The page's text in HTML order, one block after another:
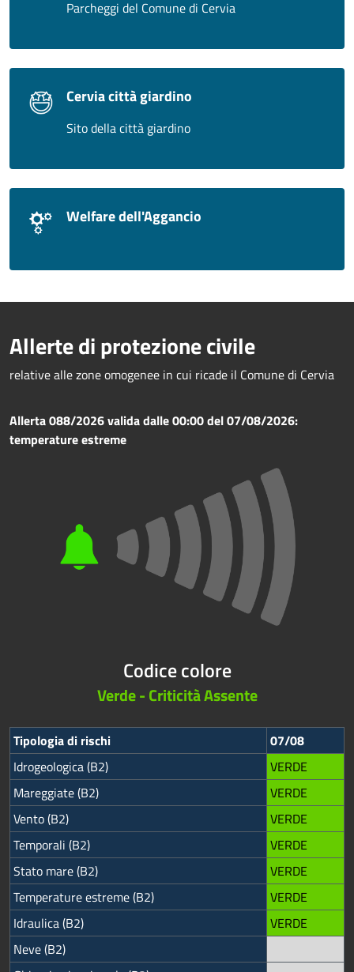
Parcheggi del Comune di Cervia
Cervia città giardino
Sito della città giardino
Welfare dell'Aggancio
Allerte di protezione civile
relative alle zone omogenee in cui ricade il Comune di Cervia
Allerta 088/2026 valida dalle 00:00 del 07/08/2026:
temperature estreme
Codice colore
Verde - Criticità Assente
Tipologia di rischi
07/08
Idrogeologica (B2)
VERDE
Mareggiate (B2)
VERDE
Vento (B2)
VERDE
Temporali (B2)
VERDE
Stato mare (B2)
VERDE
Temperature estreme (B2)
VERDE
Idraulica (B2)
VERDE
Neve (B2)